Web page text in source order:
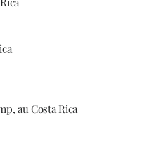
au Costa Rica